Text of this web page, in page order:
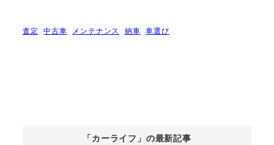
査定 中古車 メンテナンス 納車 車選び
「カーライフ」の最新記事